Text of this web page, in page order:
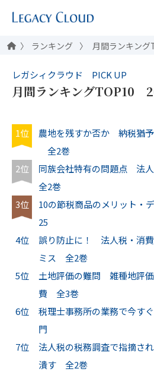
ランキング 月間ランキン
レガシィクラウド PICK UP
月間ランキングTOP10
1位
農地を残すか否か 納税猶
全2巻
2位
同族会社特有の問題点 法
全2巻
3位
10の節税商品のメリット・
25
4位
誤り防止に！ 法人税・消
ミス 全2巻
5位
土地評価の難問 雑種地評
費 全3巻
6位
税理士事務所の業務で今す
門
7位
法人税の税務調査で指摘さ
潰す 全2巻